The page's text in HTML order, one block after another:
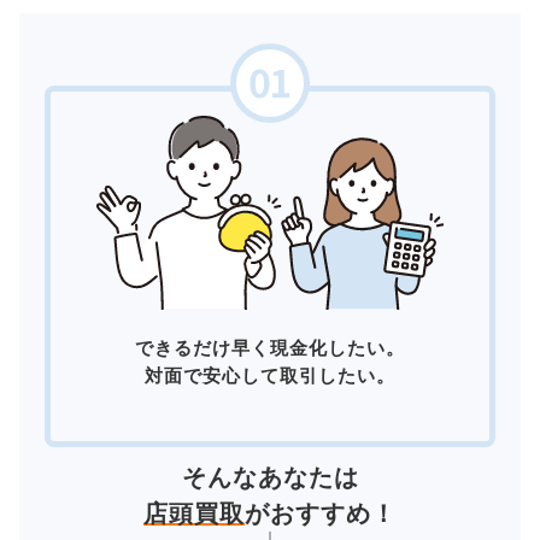
できるだけ早く現金化したい。
対面で安心して取引したい。
そんなあなたは
店頭買取がおすすめ！